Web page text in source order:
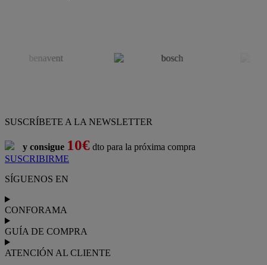
SUSCRÍBETE A LA NEWSLETTER
y consigue 10€ dto para la próxima compra
SUSCRIBIRME
SÍGUENOS EN
CONFORAMA
GUÍA DE COMPRA
ATENCIÓN AL CLIENTE